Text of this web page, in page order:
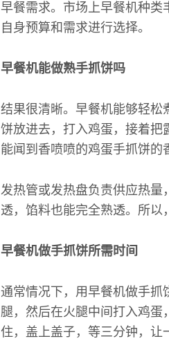
早餐需求。市场上早餐机种类
自身预算和需求进行选择。
早餐机能做熟手抓饼吗
结果很清晰。早餐机能够轻松
饼放进去，打入鸡蛋，接着把
能闻到香喷喷的鸡蛋手抓饼的
发热管或发热盘负责供应热量
透，馅料也能完全熟透。所以
早餐机做手抓饼所需时间
通常情况下，用早餐机做手抓
腿，然后在火腿中间打入鸡
住，盖上盖子，等三分钟，让